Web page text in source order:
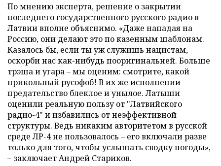
По мнению эксперта, решение о закрытии
последнего государственного русского радио в
Латвии вполне объяснимо. «Даже нападая на
Россию, они делают это по казенным шаблонам.
Казалось бы, если ты уж служишь нацистам,
оскорби нас как-нибудь пооригинальней. Больше
трэша и угара – мы оценим: смотрите, какой
прикольный русофоб! В их же исполнении
предательство блеклое и унылое. Латыши
оценили реальную пользу от "Латвийского
радио-4" и избавились от неэффективной
структуры. Ведь никаким авторитетом в русской
среде ЛР-4 не пользовалось – его включали разве
только для того, чтобы услышать сводку погоды»,
– заключает Андрей Стариков.